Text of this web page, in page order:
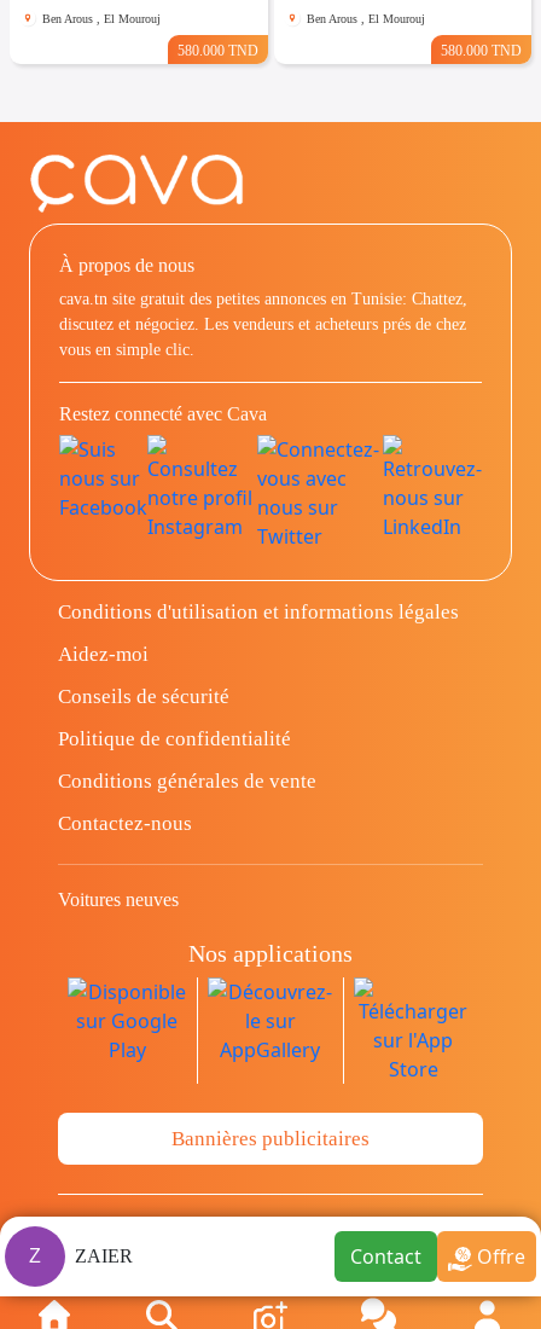
Ben Arous , El Mourouj
580.000 TND
Ben Arous , El Mourouj
580.000 TND
Z ZAIER Contact Offre
À propos de nous
cava.tn site gratuit des petites annonces en Tunisie: Chattez,
discutez et négociez. Les vendeurs et acheteurs prés de chez
vous en simple clic.
Restez connecté avec Cava
Conditions d'utilisation et informations légales
Aidez-moi
Conseils de sécurité
Politique de confidentialité
Conditions générales de vente
Contactez-nous
Voitures neuves
Nos applications
Bannières publicitaires
© Copyright 2014-2026 Cava.tn Limited Tous
les droits sont réservés.